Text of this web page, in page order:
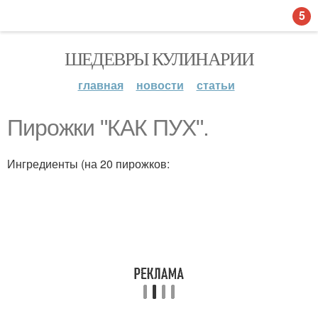
ШЕДЕВРЫ КУЛИНАРИИ
главная новости статьи
Пирожки "КАК ПУХ".
Ингредиенты (на 20 пирожков:
5